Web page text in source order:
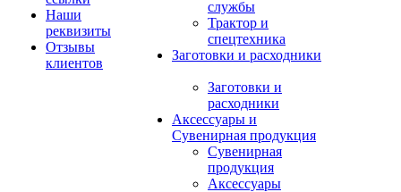
Наши
реквизиты
Отзывы
клиентов
службы
Трактор и
спецтехника
Заготовки и расходники
Заготовки и
расходники
Аксессуары и
Сувенирная продукция
Сувенирная
продукция
Аксессуары